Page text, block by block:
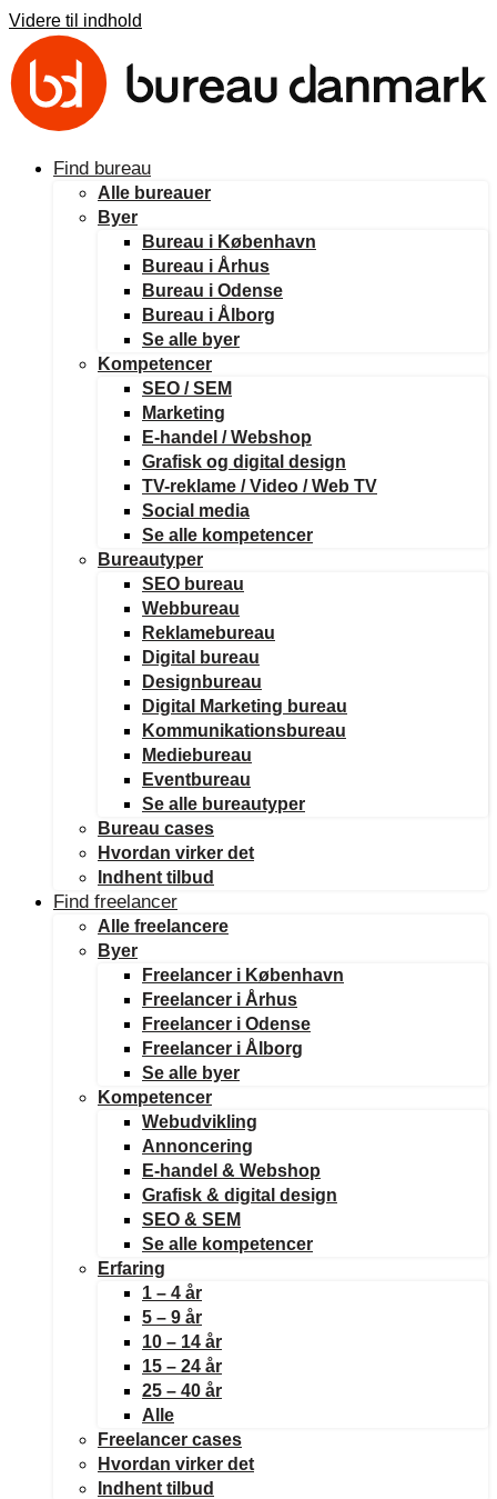
Videre til indhold
Find bureau
Alle bureauer
Byer
Bureau i København
Bureau i Århus
Bureau i Odense
Bureau i Ålborg
Se alle byer
Kompetencer
SEO / SEM
Marketing
E-handel / Webshop
Grafisk og digital design
TV-reklame / Video / Web TV
Social media
Se alle kompetencer
Bureautyper
SEO bureau
Webbureau
Reklamebureau
Digital bureau
Designbureau
Digital Marketing bureau
Kommunikationsbureau
Mediebureau
Eventbureau
Se alle bureautyper
Bureau cases
Hvordan virker det
Indhent tilbud
Find freelancer
Alle freelancere
Byer
Freelancer i København
Freelancer i Århus
Freelancer i Odense
Freelancer i Ålborg
Se alle byer
Kompetencer
Webudvikling
Annoncering
E-handel & Webshop
Grafisk & digital design
SEO & SEM
Se alle kompetencer
Erfaring
1 – 4 år
5 – 9 år
10 – 14 år
15 – 24 år
25 – 40 år
Alle
Freelancer cases
Hvordan virker det
Indhent tilbud